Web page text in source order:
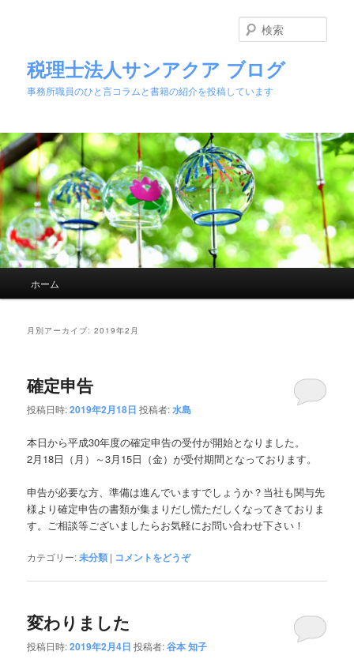
税理士法人サンアクア ブログ
事務所職員のひと言コラムと書籍の紹介を投稿しています
索
メインコンテンツへ移動
サブコンテンツへ移動
ホーム
月別アーカイブ:2019年2月
確定申告
投稿日時:2019年2月18日 投稿者:水島
本日から平成30年度の確定申告の受付が開始となりました。
2月18日（月）～3月15日（金）が受付期間となっております。
申告が必要な方、準備は進んでいますでしょうか？当社も関与先
様より確定申告の書類が集まりだし慌ただしくなってきておりま
す。ご相談等ございましたらお気軽にお問い合わせ下さい！
カテゴリー:未分類 | コメントをどうぞ
変わりました
投稿日時:2019年2月4日 投稿者:谷本 知子